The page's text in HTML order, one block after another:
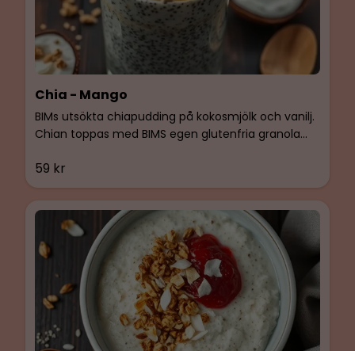
Chia - Mango
59 kr
BIMs utsökta chiapudding på kokosmjölk och vanilj.
Chian toppas med BIMS egen glutenfria granola
& Laktosfri.